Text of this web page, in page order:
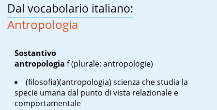
Dal vocabolario italiano:
Antropologia
Sostantivo
antropologia f(plurale: antropologie)
(filosofia)(antropologia) scienza che studia la
specie umana dal punto di vista relazionale e
comportamentale